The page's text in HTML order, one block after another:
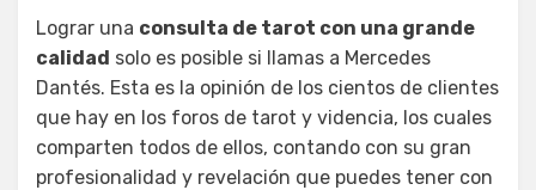
Lograr una consulta de tarot con una grande
calidad solo es posible si llamas a Mercedes
Dantés. Esta es la opinión de los cientos de clientes
que hay en los foros de tarot y videncia, los cuales
comparten todos de ellos, contando con su gran
profesionalidad y revelación que puedes tener con